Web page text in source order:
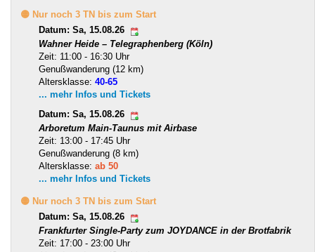
🟡 Nur noch 3 TN bis zum Start
Datum: Sa, 15.08.26
Wahner Heide – Telegraphenberg (Köln)
Zeit: 11:00 - 16:30 Uhr
Genußwanderung (12 km)
Altersklasse: 40-65
... mehr Infos und Tickets
Datum: Sa, 15.08.26
Arboretum Main-Taunus mit Airbase
Zeit: 13:00 - 17:45 Uhr
Genußwanderung (8 km)
Altersklasse: ab 50
... mehr Infos und Tickets
🟡 Nur noch 3 TN bis zum Start
Datum: Sa, 15.08.26
Frankfurter Single-Party zum JOYDANCE in der Brotfabrik
Zeit: 17:00 - 23:00 Uhr